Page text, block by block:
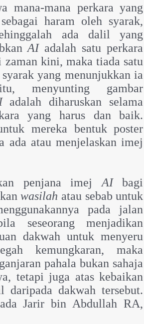
mana-mana perkara yang
haram oleh syarak,
ada dalil yang
AIadalah satu perkara
zaman kini, maka tiada satu
syarak yang menunjukkan ia
menyunting gambar
adalah diharuskan selama
yang harus dan baik.
mereka bentuk poster
ada atau menjelaskan imej
penjana imej AIbagi
wasilah atau sebab untuk
pada jalan
seseorang menjadikan
dakwah untuk menyeru
kemungkaran, maka
pahala bukan sahaja
tetapi juga atas kebaikan
dakwah tersebut.
Jarir bin Abdullah RA,